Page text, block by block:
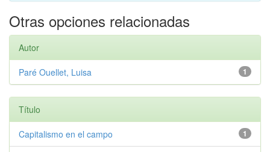
Otras opciones relacionadas
Autor
1
Paré Ouellet, Luisa
Título
1
Capitalismo en el campo